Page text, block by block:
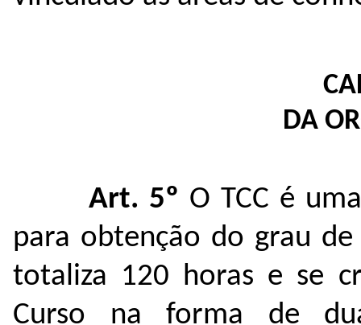
DA
Art. 5º O TCC é
para obtenção do grau
totaliza 120 horas e se
Curso na forma de